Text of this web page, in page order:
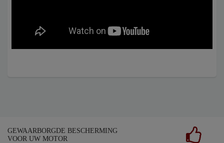
GEWAARBORGDE BESCHERMING
VOOR UW MOTOR